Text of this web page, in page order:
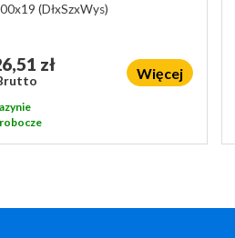
(DłxSzxWys)
zł Więcej